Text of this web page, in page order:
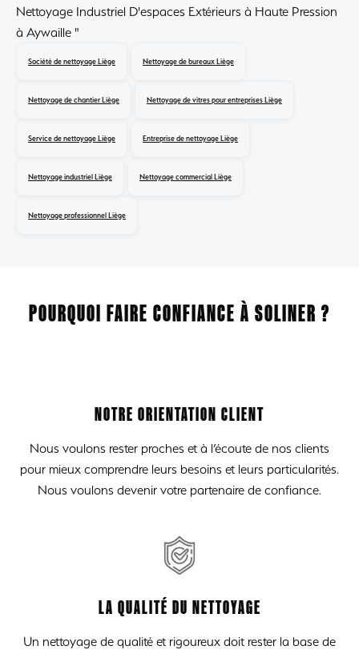
Nettoyage Industriel D'espaces Extérieurs à Haute Pression
à Aywaille "
Société de nettoyage Liège Nettoyage de bureaux Liège
Nettoyage de chantier Liège Nettoyage de vitres pour entreprises Liège
Service de nettoyage Liège Entreprise de nettoyage Liège
Nettoyage industriel Liège Nettoyage commercial Liège
Nettoyage professionnel Liège
POURQUOI FAIRE CONFIANCE À SOLINER ?
NOTRE ORIENTATION CLIENT
Nous voulons rester proches et à l’écoute de nos clients
pour mieux comprendre leurs besoins et leurs particularités.
Nous voulons devenir votre partenaire de confiance.
LA QUALITÉ DU NETTOYAGE
Un nettoyage de qualité et rigoureux doit rester la base de